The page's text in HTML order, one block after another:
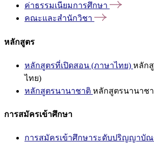
ค่าธรรมเนียมการศึกษา
คณะและสำนักวิชา
หลักสูตร
หลักสูตรที่เปิดสอน (ภาษาไทย) หลัก
ไทย)
หลักสูตรนานาชาติ หลักสูตรนานาช
การสมัครเข้าศึกษา
การสมัครเข้าศึกษาระดับปริญญาบั